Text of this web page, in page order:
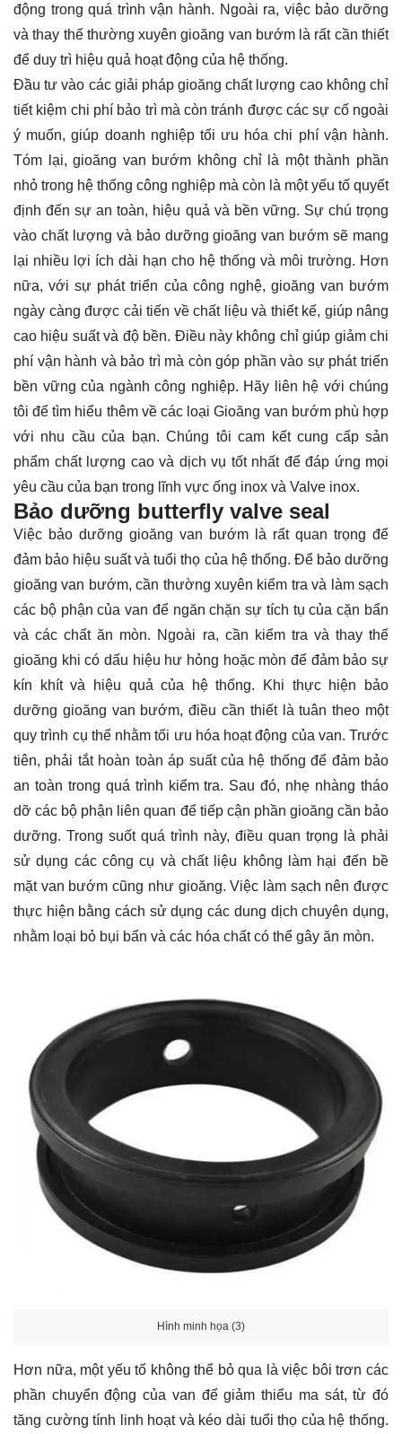
động trong quá trình vận hành. Ngoài ra, việc bảo dưỡng
và thay thế thường xuyên gioăng van bướm là rất cần thiết
để duy trì hiệu quả hoạt động của hệ thống.
Đầu tư vào các giải pháp gioăng chất lượng cao không chỉ
tiết kiệm chi phí bảo trì mà còn tránh được các sự cố ngoài
ý muốn, giúp doanh nghiệp tối ưu hóa chi phí vận hành.
Tóm lại, gioăng van bướm không chỉ là một thành phần
nhỏ trong hệ thống công nghiệp mà còn là một yếu tố quyết
định đến sự an toàn, hiệu quả và bền vững. Sự chú trọng
vào chất lượng và bảo dưỡng gioăng van bướm sẽ mang
lại nhiều lợi ích dài hạn cho hệ thống và môi trường. Hơn
nữa, với sự phát triển của công nghệ, gioăng van bướm
ngày càng được cải tiến về chất liệu và thiết kế, giúp nâng
cao hiệu suất và độ bền. Điều này không chỉ giúp giảm chi
phí vận hành và bảo trì mà còn góp phần vào sự phát triển
bền vững của ngành công nghiệp. Hãy
liên hệ với chúng
tôi để tìm hiểu thêm về các loại Gioăng van bướm phù hợp
với nhu cầu của bạn. Chúng tôi cam kết cung cấp sản
phẩm chất lượng cao và dịch vụ tốt nhất để đáp ứng mọi
yêu cầu của bạn trong lĩnh vực ống inox và Valve inox.
Bảo dưỡng butterfly valve seal
Việc bảo dưỡng gioăng van bướm là rất quan trọng để
đảm bảo hiệu suất và tuổi thọ của hệ thống. Để bảo dưỡng
gioăng van bướm, cần thường xuyên kiểm tra và làm sạch
các bộ phận của van để ngăn chặn sự tích tụ của cặn bẩn
và các chất ăn mòn. Ngoài ra, cần kiểm tra và thay thế
gioăng khi có dấu hiệu hư hỏng hoặc mòn để đảm bảo sự
kín khít và hiệu quả của hệ thống. Khi thực hiện bảo
dưỡng gioăng van bướm, điều cần thiết là tuân theo một
quy trình cụ thể nhằm tối ưu hóa hoạt động của van. Trước
tiên, phải tắt hoàn toàn áp suất của hệ thống để đảm bảo
an toàn trong quá trình kiểm tra. Sau đó, nhẹ nhàng tháo
dỡ các bộ phận liên quan để tiếp cận phần gioăng cần bảo
dưỡng. Trong suốt quá trình này, điều quan trọng là phải
sử dụng các công cụ và chất liệu không làm hại đến bề
mặt van bướm cũng như gioăng. Việc làm sạch nên được
thực hiện bằng cách sử dụng các dung dịch chuyên dụng,
nhằm loại bỏ bụi bẩn và các hóa chất có thể gây ăn mòn.
Hình minh họa (3)
Hơn nữa, một yếu tố không thể bỏ qua là việc bôi trơn các
phần chuyển động của van để giảm thiểu ma sát, từ đó
tăng cường tính linh hoạt và kéo dài tuổi thọ của hệ thống.